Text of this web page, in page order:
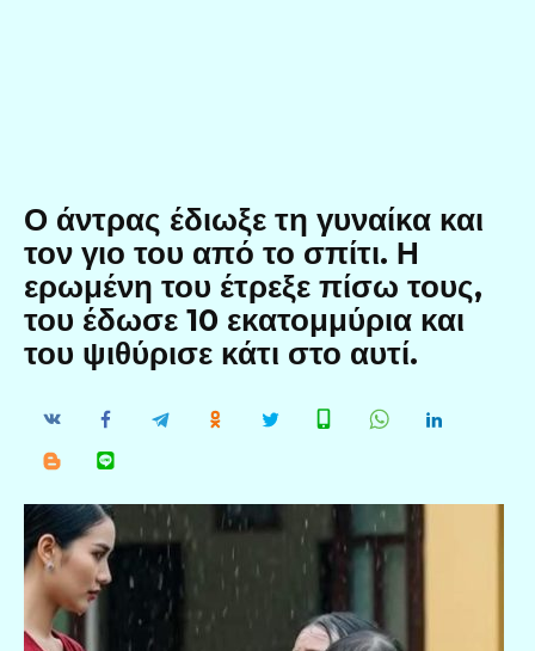
Ο άντρας έδιωξε τη γυναίκα και
τον γιο του από το σπίτι. Η
ερωμένη του έτρεξε πίσω τους,
του έδωσε 10 εκατομμύρια και
του ψιθύρισε κάτι στο αυτί.